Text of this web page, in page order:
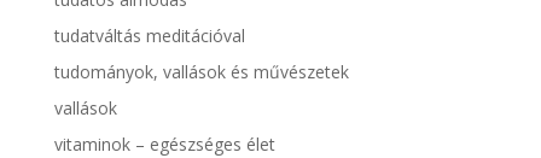
tudatváltás meditációval
tudományok, vallások és művészetek
vallások
vitaminok – egészséges élet